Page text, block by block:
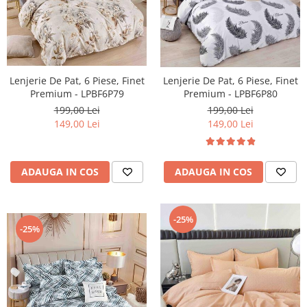
Lenjerie De Pat, 6 Piese, Finet
Premium - LPBF6P79
199,00 Lei
149,00 Lei
ADAUGA IN COS
Lenjerie De Pat, 6 Piese, Finet
Premium - LPBF6P80
199,00 Lei
149,00 Lei
ADAUGA IN COS
-25%
-25%